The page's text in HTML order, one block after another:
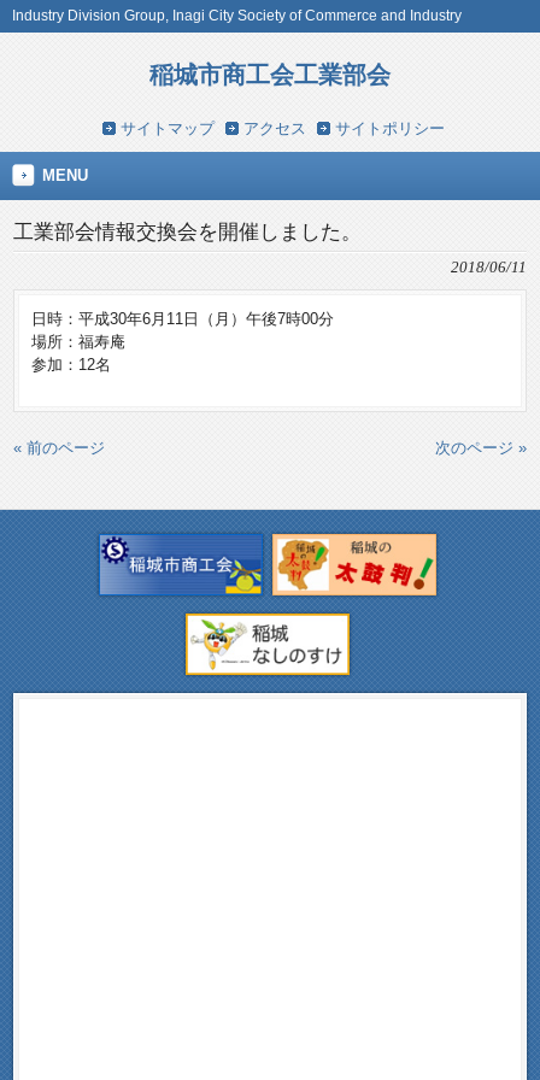
Industry Division Group, Inagi City Society of Commerce and Industry
稲城市商工会工業部会
サイトマップ アクセス サイトポリシー
MENU
工業部会情報交換会を開催しました。
2018/06/11
日時：平成30年6月11日（月）午後7時00分
場所：福寿庵
参加：12名
« 前のページ 次のページ »